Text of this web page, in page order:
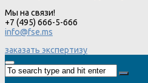
Мы на связи!
+7 (495) 666-5-666
info@fse.ms
заказать экспертизу